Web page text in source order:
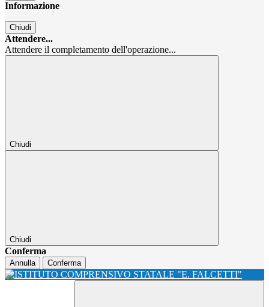
Informazione
Chiudi
Attendere...
Attendere il completamento dell'operazione...
Chiudi
Chiudi
Conferma
Annulla Conferma